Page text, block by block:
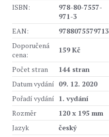
ISBN:
978-80-7557-
971-3
EAN:
9788075579713
Doporučená
cena:
159 Kč
Počet stran
144 stran
Datum vydání 09. 12. 2020
Pořadí vydání 1. vydání
Rozměr
120 x 195 mm
Jazyk
český